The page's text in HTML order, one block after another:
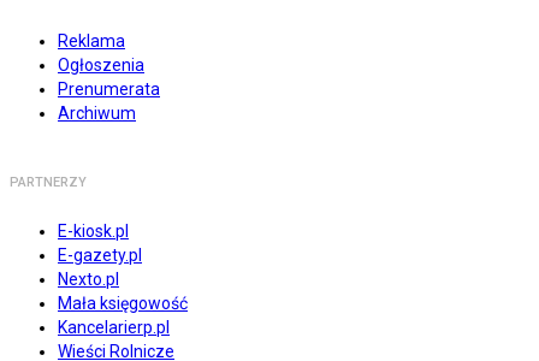
Reklama
Ogłoszenia
Prenumerata
Archiwum
PARTNERZY
E-kiosk.pl
E-gazety.pl
Nexto.pl
Mała księgowość
Kancelarierp.pl
Wieści Rolnicze